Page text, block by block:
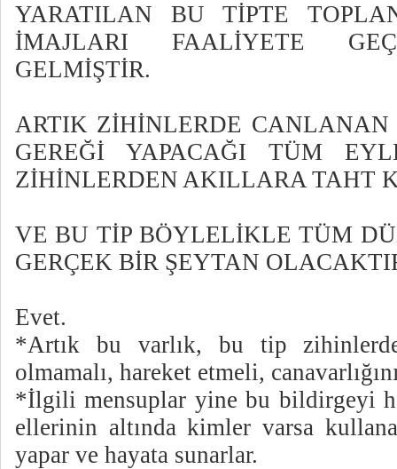
YARATILAN BU TİPTE
İMAJLARI FAALİYETE
GELMİŞTİR.
ARTIK ZİHİNLERDE
GEREĞİ YAPACAĞI TÜM
ZİHİNLERDEN AKILLARA TAHT
VE BU TİP BÖYLELİKLE TÜM
GERÇEK BİR ŞEYTAN
Evet.
*Artık bu varlık, bu tip
olmamalı, hareket etmeli,
*İlgili mensuplar yine bu bildirgeyi
ellerinin altında kimler varsa
yapar ve hayata sunarlar.